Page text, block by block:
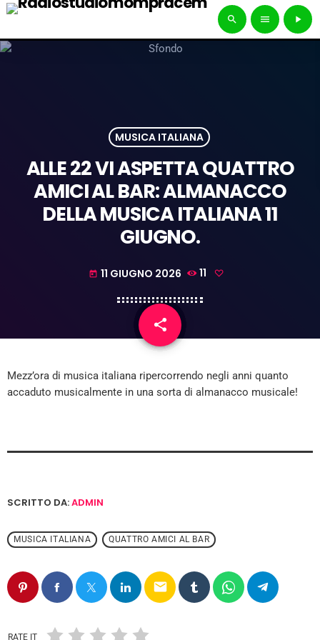
search menu play_arrow
MUSICA ITALIANA
ALLE 22 VI ASPETTA QUATTRO
AMICI AL BAR: ALMANACCO
DELLA MUSICA ITALIANA 11
GIUGNO.
today 11 GIUGNO 2026 11
share
email
Mezz’ora di musica italiana ripercorrendo negli anni quanto
accaduto musicalmente in una sorta di almanacco musicale!
SCRITTO DA:ADMIN
MUSICA ITALIANA QUATTRO AMICI AL BAR
email
RATE IT